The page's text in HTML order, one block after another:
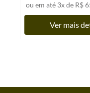
ou em até 3x de R$
Ver mais